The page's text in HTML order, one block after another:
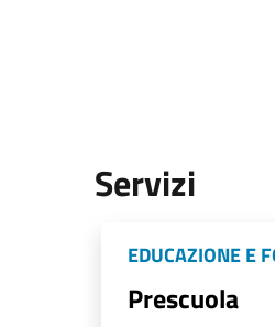
Servizi
EDUCAZIONE E
Prescuola